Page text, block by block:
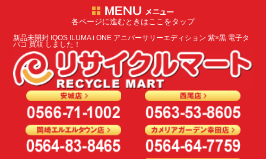
各ページに進むときはここをタップ
新品未開封 IQOS ILUMA i ONE アニバーサリーエディション 紫×黒 電子タ
バコ 買取 しました！